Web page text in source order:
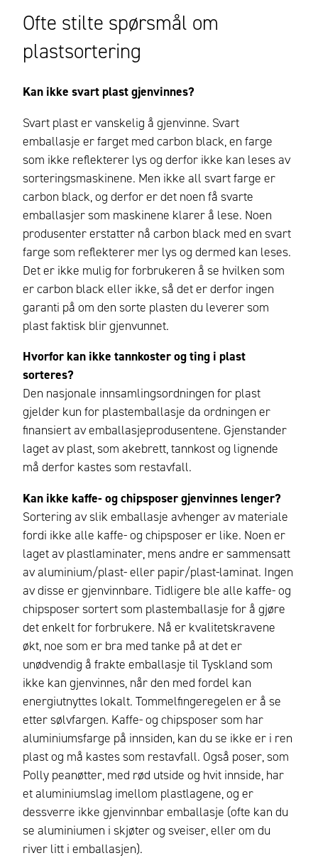
Ofte stilte spørsmål om
plastsortering
Kan ikke svart plast gjenvinnes?
Svart plast er vanskelig å gjenvinne. Svart
emballasje er farget med carbon black, en farge
som ikke reflekterer lys og derfor ikke kan leses av
sorteringsmaskinene. Men ikke all svart farge er
carbon black, og derfor er det noen få svarte
emballasjer som maskinene klarer å lese. Noen
produsenter erstatter nå carbon black med en svart
farge som reflekterer mer lys og dermed kan leses.
Det er ikke mulig for forbrukeren å se hvilken som
er carbon black eller ikke, så det er derfor ingen
garanti på om den sorte plasten du leverer som
plast faktisk blir gjenvunnet.
Hvorfor kan ikke tannkoster og ting i plast
sorteres?
Den nasjonale innsamlingsordningen for plast
gjelder kun for plastemballasje da ordningen er
finansiert av emballasjeprodusentene. Gjenstander
laget av plast, som akebrett, tannkost og lignende
må derfor kastes som restavfall.
Kan ikke kaffe- og chipsposer gjenvinnes lenger?
Sortering av slik emballasje avhenger av materiale
fordi ikke alle kaffe- og chipsposer er like. Noen er
laget av plastlaminater, mens andre er sammensatt
av aluminium/plast- eller papir/plast-laminat. Ingen
av disse er gjenvinnbare. Tidligere ble alle kaffe- og
chipsposer sortert som plastemballasje for å gjøre
det enkelt for forbrukere. Nå er kvalitetskravene
økt, noe som er bra med tanke på at det er
unødvendig å frakte emballasje til Tyskland som
ikke kan gjenvinnes, når den med fordel kan
energiutnyttes lokalt. Tommelfingeregelen er å se
etter sølvfargen. Kaffe- og chipsposer som har
aluminiumsfarge på innsiden, kan du se ikke er i ren
plast og må kastes som restavfall. Også poser, som
Polly peanøtter, med rød utside og hvit innside, har
et aluminiumslag imellom plastlagene, og er
dessverre ikke gjenvinnbar emballasje (ofte kan du
se aluminiumen i skjøter og sveiser, eller om du
river litt i emballasjen).